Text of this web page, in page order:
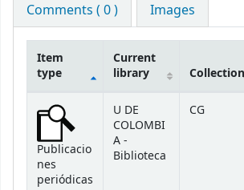
Comments ( 0 )
Images
Holdings
Item
type
Current
library
Collection
Publicacio
nes
periódicas
U DE
COLOMBI
A -
Biblioteca
CG